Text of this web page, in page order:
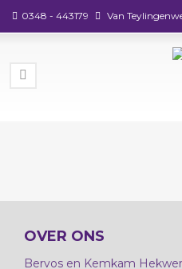
0348 - 443179 Van
OVER ONS
Bervos en Kemkam